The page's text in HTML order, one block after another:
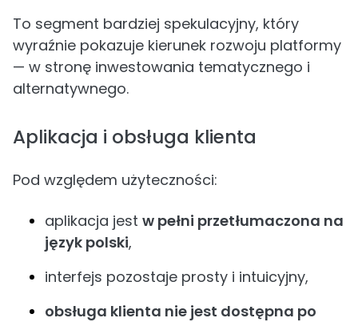
To segment bardziej spekulacyjny, który
wyraźnie pokazuje kierunek rozwoju platformy
— w stronę inwestowania tematycznego i
alternatywnego.
Aplikacja i obsługa klienta
Pod względem użyteczności:
aplikacja jest w pełni przetłumaczona na
język polski,
interfejs pozostaje prosty i intuicyjny,
obsługa klienta nie jest dostępna po